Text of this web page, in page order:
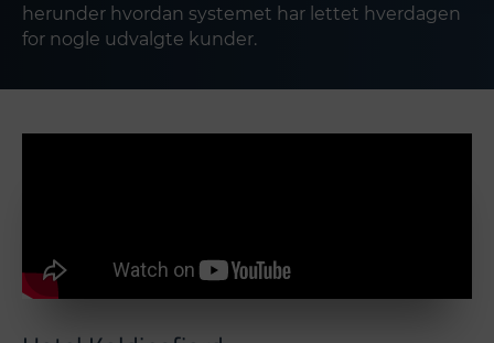
herunder hvordan systemet har lettet hverdagen
for nogle udvalgte kunder.